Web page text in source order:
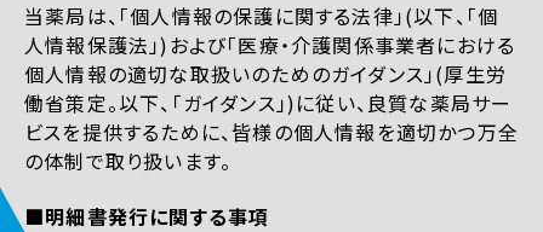
当薬局は、「個人情報の保護に関する法律」(以下、「個
人情報保護法」)および「医療・介護関係事業者における
個人情報の適切な取扱いのためのガイダンス」(厚生労
働省策定。以下、「ガイダンス」)に従い、良質な薬局サー
ビスを提供するために、皆様の個人情報を適切かつ万全
の体制で取り扱います。
■明細書発行に関する事項